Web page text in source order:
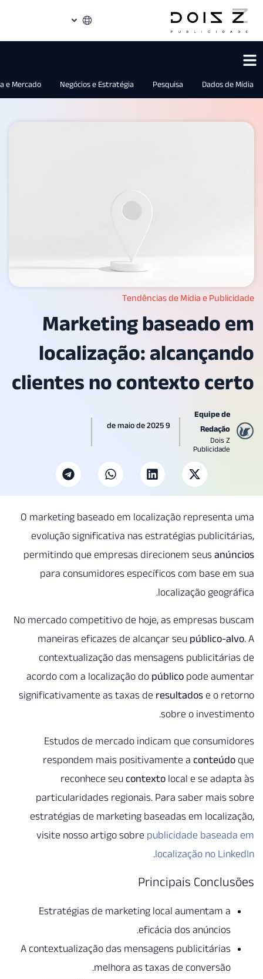
Negócios e Estratégia
Indústria e Mercado
Marketing 360
Marketing
localização:
clientes no
O marketing baseado em
evolução significativa nas
permitindo que empresas
para consumidores
No mercado competitivo de
maneiras eficazes de
contextualização das
acordo com a localização do
significativamente as taxas de
Estudos de mercado
respondem mais
reconhece seu
particularidades
estratégias de marketing
visite nosso artigo sobre
Estratégias de marketing
A contextualização das
melhora as